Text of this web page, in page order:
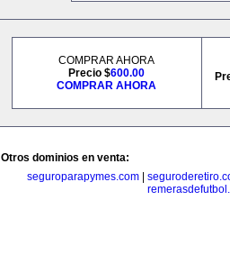
COMPRAR AHORA
Precio $600.00
COMPRAR AHORA
Otros dominios en venta:
seguroparapymes.com|